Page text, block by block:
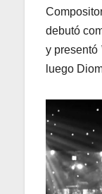
debutó
y presentó
luego